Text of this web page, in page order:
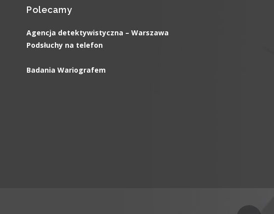
Polecamy
Agencja detektywistyczna – Warszawa
Podsłuchy na telefon
Badania Wariografem